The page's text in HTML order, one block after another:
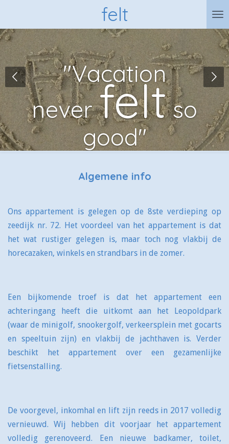
naar
de
hoofdinhoud
felt
"Vacation
neverfeltso
good"
Algemene info
Ons appartement is gelegen op de 8ste verdieping op
zeedijk nr. 72. Het voordeel van het appartement is dat
het wat rustiger gelegen is, maar toch nog vlakbij de
horecazaken, winkels en strandbars in de zomer.
Een bijkomende troef is dat het appartement een
achteringang heeft die uitkomt aan het Leopoldpark
(waar de minigolf, snookergolf, verkeersplein met gocarts
en speeltuin zijn) en vlakbij de jachthaven is. Verder
beschikt het appartement over een gezamenlijke
fietsenstalling.
De voorgevel, inkomhal en lift zijn reeds in 2017 volledig
vernieuwd. Wij hebben dit voorjaar het appartement
volledig gerenoveerd. Een nieuwe badkamer, toilet,